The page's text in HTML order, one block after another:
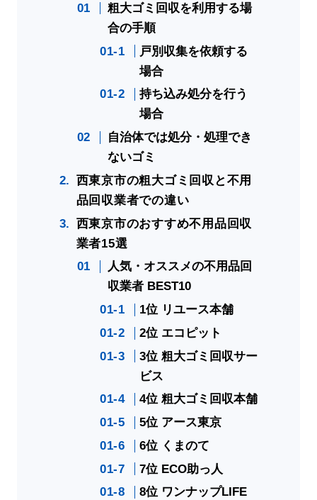
粗大ゴミ回収を利用する場
合の手順
戸別収集を依頼する
場合
持ち込み処分を行う
場合
自治体では処分・処理でき
ないゴミ
西東京市の粗大ゴミ回収と不用
品回収業者での違い
西東京市のおすすめ不用品回収
業者15選
人気・オススメの不用品回
収業者 BEST10
1位 リユース本舗
2位 エコピット
3位 粗大ゴミ回収サー
ビス
4位 粗大ゴミ回収本舗
5位 アース東京
6位 くまのて
7位 ECO助っ人
8位 ワンナップLIFE